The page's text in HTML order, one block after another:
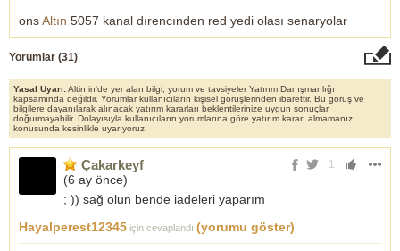
onsAltın 5057 kanal dırencınden red yedi olası senaryolar
Yorumlar (31)
Yasal Uyarı:Altin.in'de yer alan bilgi, yorum ve tavsiyeler Yatırım Danışmanlığı
kapsamında değildir. Yorumlar kullanıcıların kişisel görüşlerinden ibarettir. Bu görüş ve
bilgilere dayanılarak alınacak yatırım kararları beklentilerinize uygun sonuçlar
doğurmayabilir. Dolayısıyla kullanıcıların yorumlarına göre yatırım kararı almamanız
konusunda kesinlikle uyarıyoruz.
1
Çakarkeyf
(6 ay önce)
; )) sağ olun bende iadeleri yaparım
Hayalperest12345 için cevaplandı (yorumu göster)